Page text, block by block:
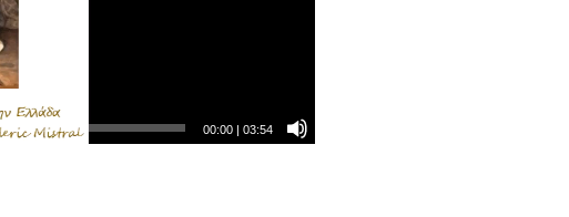
00:00| 03:54